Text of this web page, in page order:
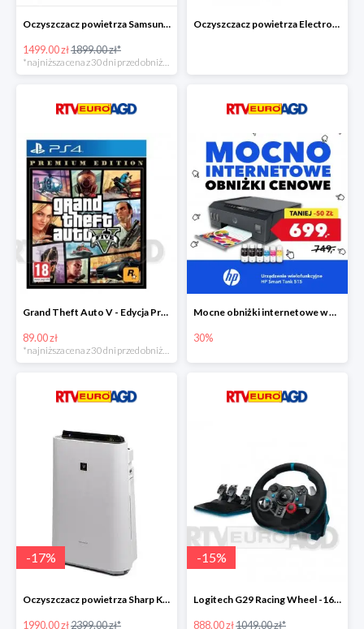
Oczyszczacz powietrza Samsung AX60R5080WD/EU -400zł!
1499.00 zł1899.00 zł*
*najniższa cena z 30 dni przed obniżką
Oczyszczacz powietrza Electrolux Pure A9 PA91-604GY -300zł
Grand Theft Auto V - Edycja Premium PS4 taniej o 50zł
89.00 zł
Mocne obniżki internetowe w EURO RTV AGD
30%
-17%
Oczyszczacz powietrza Sharp KC-D60EUW w super cenie
1990.00 zł2399.00 zł*
-15%
Logitech G29 Racing Wheel -16zł
888.00 zł1049.00 zł*